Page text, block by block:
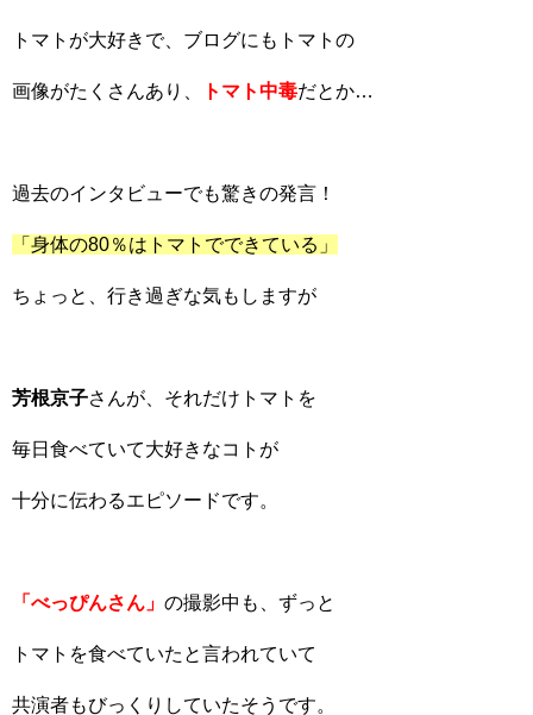
トマトが大好きで、ブログにもトマトの
画像がたくさんあり、 トマト中毒だとか…
過去のインタビューでも驚きの発言！
「身体の80％はトマトでできている」
ちょっと、行き過ぎな気もしますが
芳根京子さんが、それだけトマトを
毎日食べていて大好きなコトが
十分に伝わるエピソードです。
「べっぴんさん」 の撮影中も、ずっと
トマトを食べていたと言われていて
共演者もびっくりしていたそうです。